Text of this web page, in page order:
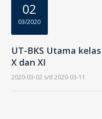
02
03/2020
UT-BKS Utama
X dan XI
2020-03-02 s/d 2020-03-11